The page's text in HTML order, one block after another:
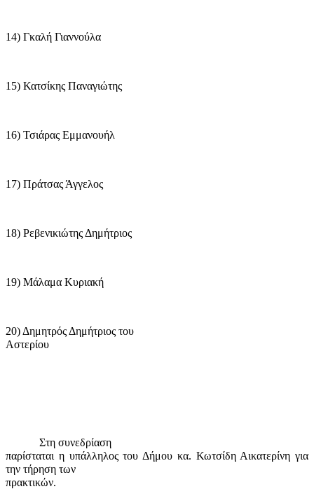
14) Γκαλή Γιαννούλα
15) Κατσίκης Παναγιώτης
16) Τσιάρας Εμμανουήλ
17) Πράτσας Άγγελος
18) Ρεβενικιώτης Δημήτριος
19) Μάλαμα Κυριακή
20) Δημητρός Δημήτριος του
Αστερίου
Στη συνεδρίαση
παρίσταται η υπάλληλος του Δήμου κα. Κωτσίδη Αικατερίνη για
την τήρηση των
πρακτικών.